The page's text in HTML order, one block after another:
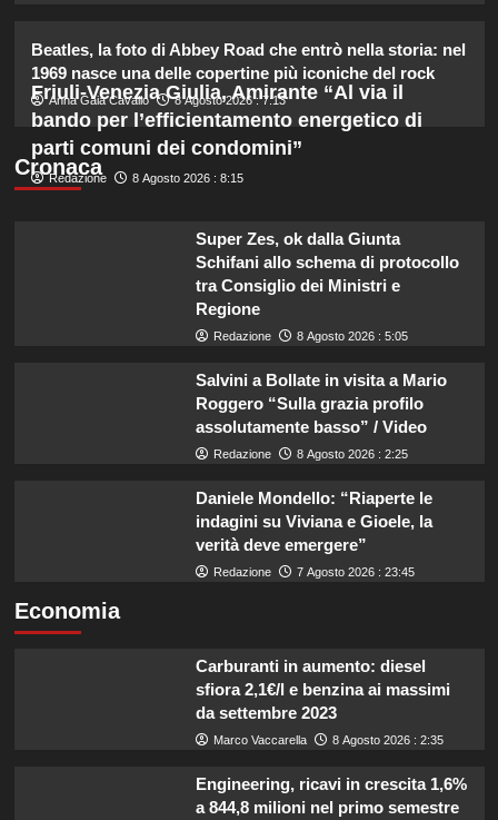
Elisabetta Gregoraci incontra la
sorella in Costa Smeralda: momenti
da ricordare insieme.
Phillips: l’eleganza estiva che non
dimenticherò mai.
Beatles, la foto di Abbey Road che entrò nella storia: nel
1969 nasce una delle copertine più iconiche del rock
Anna Gaia Cavallo 8 Agosto 2026 : 7:13
Cronaca
Friuli-Venezia Giulia, Amirante “Al via il
bando per l’efficientamento energetico di
parti comuni dei condomini”
Redazione 8 Agosto 2026 : 8:15
Super Zes, ok dalla Giunta
Schifani allo schema di protocollo
tra Consiglio dei Ministri e
Regione
Redazione 8 Agosto 2026 : 5:05
Salvini a Bollate in visita a Mario
Roggero “Sulla grazia profilo
assolutamente basso” / Video
Redazione 8 Agosto 2026 : 2:25
Daniele Mondello: “Riaperte le
indagini su Viviana e Gioele, la
verità deve emergere”
Redazione 7 Agosto 2026 : 23:45
Economia
Carburanti in aumento: diesel
sfiora 2,1€/l e benzina ai massimi
da settembre 2023
Marco Vaccarella 8 Agosto 2026 : 2:35
Engineering, ricavi in crescita 1,6%
a 844,8 milioni nel primo semestre